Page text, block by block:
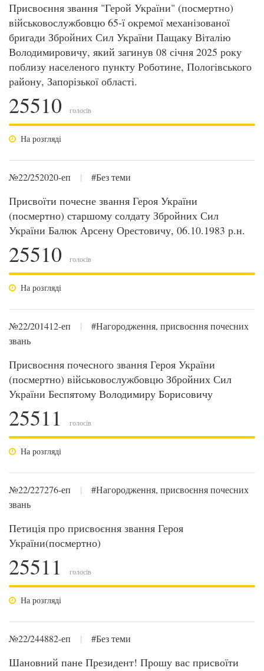
Присвоєння звання "Герой України" (посмертно)
військовослужбовцю 65-ї окремої механізованої
бригади Збройних Сил України Пащаку Віталію
Володимировичу, який загинув 08 січня 2025 року
поблизу населеного пункту Роботине, Пологівського
району, Запорізької області.
25510 голосів
На розгляді
№22/252020-еп | #Без теми
Присвоїти почесне звання Героя України
(посмертно) старшому солдату Збройних Сил
України Балюк Арсену Орестовичу, 06.10.1983 р.н.
25510 голосів
На розгляді
№22/201412-еп |
#Нагородження, присвоєння почесних
звань
Присвоєння почесного звання Героя України
(посмертно) військовослужбовцю Збройних Сил
України Беспятому Володимиру Борисовичу
25511 голосів
На розгляді
№22/227276-еп |
#Нагородження, присвоєння почесних
звань
Петиція про присвоєння звання Героя
України(посмертно)
25511 голосів
На розгляді
№22/244882-еп | #Без теми
Шановний пане Президент! Прошу вас присвоїти